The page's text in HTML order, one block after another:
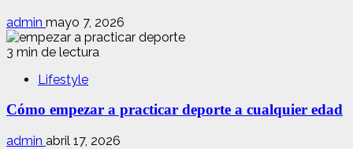
admin mayo 7, 2026
3 min de lectura
Lifestyle
Cómo empezar a practicar deporte a cualquier edad
admin abril 17, 2026